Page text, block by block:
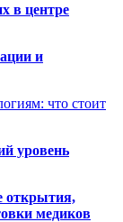
в центре
и
что стоит
уровень
открытия,
медиков